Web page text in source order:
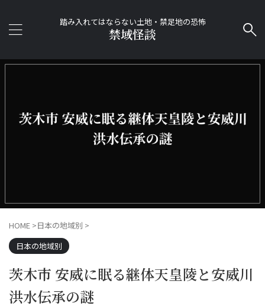
踏み入れてはならない土地・禁足地の恐怖
禁域怪談
HOME >日本の地域別 >
日本の地域別
茨木市 安威に眠る継体天皇陵と安威川
洪水伝承の謎